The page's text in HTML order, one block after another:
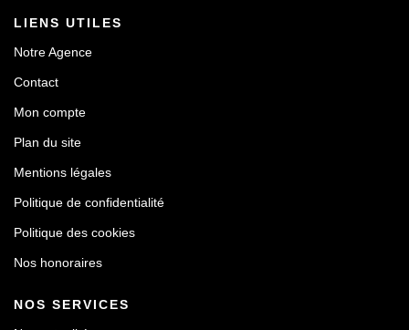
LIENS UTILES
Notre Agence
Contact
Mon compte
Plan du site
Mentions légales
Politique de confidentialité
Politique des cookies
Nos honoraires
NOS SERVICES